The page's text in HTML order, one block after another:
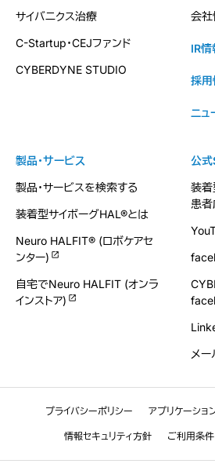
製品・サービス
製品・サービスを検索する
装着型サイボーグHAL®とは
Neuro HALFIT® (ロボケアセ
ンター)
自宅でNeuro HALFIT (オンラ
インストア)
サイバニクス治療
C-Startup・CEJファンド
CYBERDYNE STUDIO
会社
IR情
採
ニュ
公式
装着
患者
メ
プライバシーポリシー アプリケーショ
情報セキュリティ方針 ご利用条件